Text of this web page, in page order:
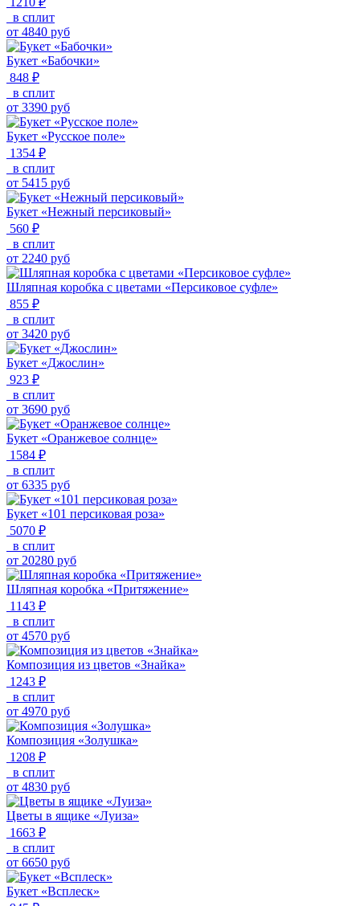
в сплит
от 4840 руб
Букет «Бабочки»
848 ₽
в сплит
от 3390 руб
Букет «Русское поле»
1354 ₽
в сплит
от 5415 руб
Букет «Нежный персиковый»
560 ₽
в сплит
от 2240 руб
Шляпная коробка с цветами «Персиковое суфле»
855 ₽
в сплит
от 3420 руб
Букет «Джослин»
923 ₽
в сплит
от 3690 руб
Букет «Оранжевое солнце»
1584 ₽
в сплит
от 6335 руб
Букет «101 персиковая роза»
5070 ₽
в сплит
от 20280 руб
Шляпная коробка «Притяжение»
1143 ₽
в сплит
от 4570 руб
Композиция из цветов «Знайка»
1243 ₽
в сплит
от 4970 руб
Композиция «Золушка»
1208 ₽
в сплит
от 4830 руб
Цветы в ящике «Луиза»
1663 ₽
в сплит
от 6650 руб
Букет «Всплеск»